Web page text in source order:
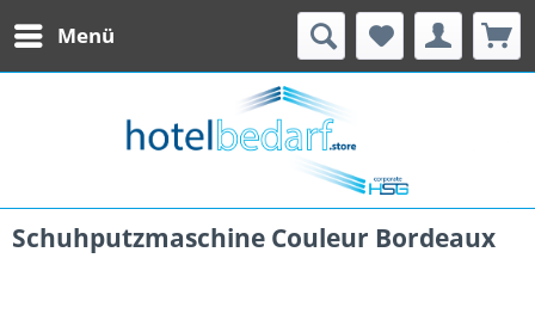
Menü
Schuhputzmaschine Couleur Bordeaux